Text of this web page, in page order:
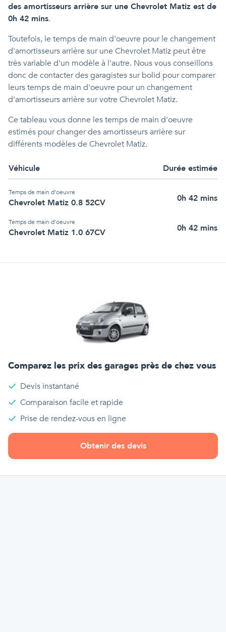
des amortisseurs arrière sur une Chevrolet Matiz est de
0h 42 mins.
Toutefois, le temps de main d'oeuvre pour le changement
d'amortisseurs arrière sur une Chevrolet Matiz peut être
très variable d'un modèle à l'autre. Nous vous conseillons
donc de contacter des garagistes sur bolid pour comparer
leurs temps de main d'oeuvre pour un changement
d'amortisseurs arrière sur votre Chevrolet Matiz.
Ce tableau vous donne les temps de main d'oeuvre
estimés pour changer des amortisseurs arrière sur
différents modèles de Chevrolet Matiz.
Véhicule Durée estimée
Temps de main d'oeuvre
Chevrolet Matiz 0.8 52CV 0h 42 mins
Temps de main d'oeuvre
Chevrolet Matiz 1.0 67CV 0h 42 mins
Comparez les prix des garages près de chez vous
Devis instantané
Comparaison facile et rapide
Prise de rendez-vous en ligne
Obtenir des devis